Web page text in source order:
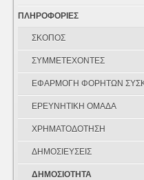
ΠΛΗΡΟΦΟΡΙΕΣ
ΣΚΟΠΟΣ
ΣΥΜΜΕΤΕΧΟΝΤΕΣ
ΕΦΑΡΜΟΓΗ ΦΟΡΗΤΩΝ
ΕΡΕΥΝΗΤΙΚΗ ΟΜΑΔΑ
ΧΡΗΜΑΤΟΔΟΤΗΣΗ
ΔΗΜΟΣΙΕΥΣΕΙΣ
ΔΗΜΟΣΙΟΤΗΤΑ